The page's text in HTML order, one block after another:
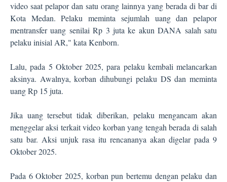
video saat pelapor dan satu orang lainnya yang berada di bar di
Kota Medan. Pelaku meminta sejumlah uang dan pelapor
mentransfer uang senilai Rp 3 juta ke akun DANA salah satu
pelaku inisial AR," kata Kenborn.
Lalu, pada 5 Oktober 2025, para pelaku kembali melancarkan
aksinya. Awalnya, korban dihubungi pelaku DS dan meminta
uang Rp 15 juta.
Jika uang tersebut tidak diberikan, pelaku mengancam akan
menggelar aksi terkait video korban yang tengah berada di salah
satu bar. Aksi unjuk rasa itu rencananya akan digelar pada 9
Oktober 2025.
Pada 6 Oktober 2025, korban pun bertemu dengan pelaku dan